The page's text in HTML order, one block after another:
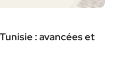
: avancées et